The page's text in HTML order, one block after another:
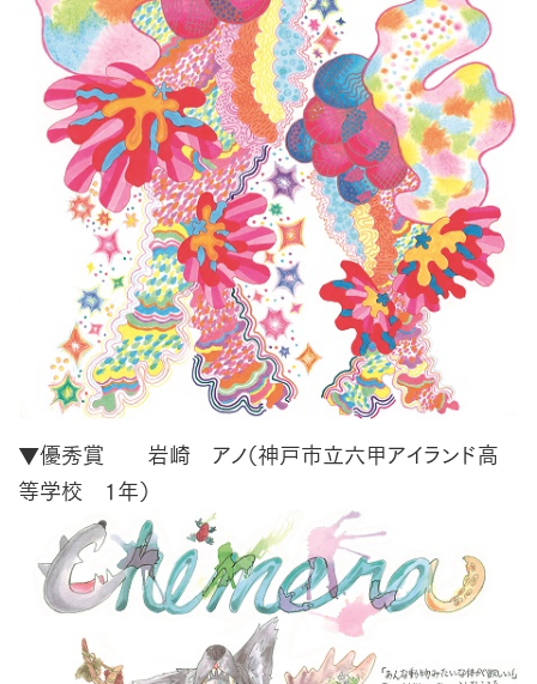
▼優秀賞 岩崎 アノ（神戸市立六甲アイランド高
等学校 1年）